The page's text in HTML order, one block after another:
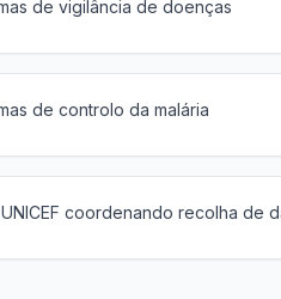
de vigilância de doenças
de controlo da malária
coordenando recolha de